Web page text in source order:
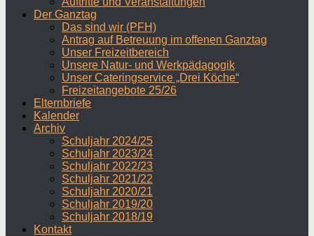
Der Ganztag
Das sind wir (PFH)
Antrag auf Betreuung im offenen Ganztag
Unser Freizeitbereich
Unsere Natur- und Werkpädagogik
Unser Cateringservice „Drei Köche“
Freizeitangebote 25/26
Elternbriefe
Kalender
Archiv
Schuljahr 2024/25
Schuljahr 2023/24
Schuljahr 2022/23
Schuljahr 2021/22
Schuljahr 2020/21
Schuljahr 2019/20
Schuljahr 2018/19
Kontakt